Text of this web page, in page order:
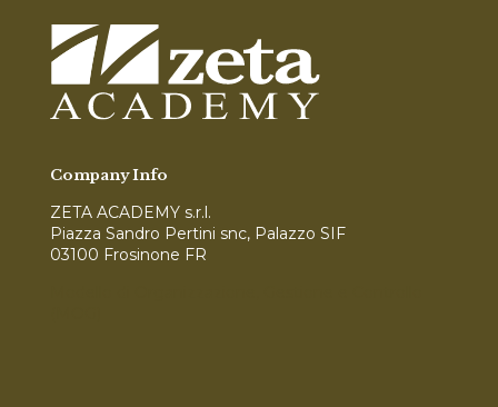
Company Info
ZETA ACADEMY s.r.l.
Piazza Sandro Pertini snc, Palazzo SIF
03100 Frosinone FR